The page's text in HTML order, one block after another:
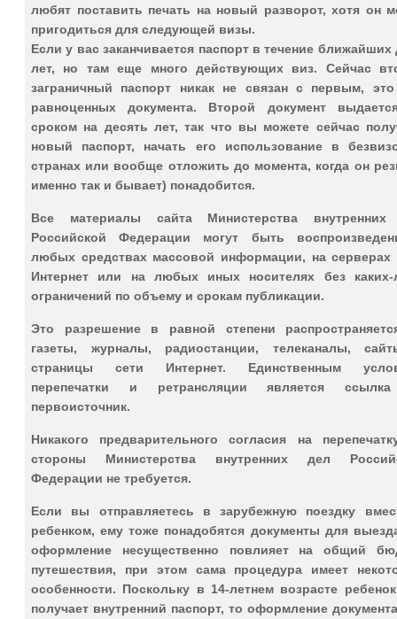
любят поставить печать на новый разворот, хотя он
пригодиться для следующей визы.
Если у вас заканчивается паспорт в течение ближайших
лет, но там еще много действующих виз. Сейчас
заграничный паспорт никак не связан с первым,
равноценных документа. Второй документ
сроком на десять лет, так что вы можете сейчас
новый паспорт, начать его использование в
странах или вообще отложить до момента, когда он
именно так и бывает) понадобится.
Все материалы сайта Министерства
Российской Федерации могут быть
любых средствах массовой информации, на серверах
Интернет или на любых иных носителях без каких-
ограничений по объему и срокам публикации.
Это разрешение в равной степени
газеты, журналы, радиостанции, телеканалы,
страницы сети Интернет. Единственным
перепечатки и ретрансляции является
первоисточник.
Никакого предварительного согласия на
стороны Министерства внутренних дел
Федерации не требуется.
Если вы отправляетесь в зарубежную поездку
ребенком, ему тоже понадобятся документы для
оформление несущественно повлияет на общий
путешествия, при этом сама процедура имеет
особенности. Поскольку в 14-летнем возрасте
получает внутренний паспорт, то оформление